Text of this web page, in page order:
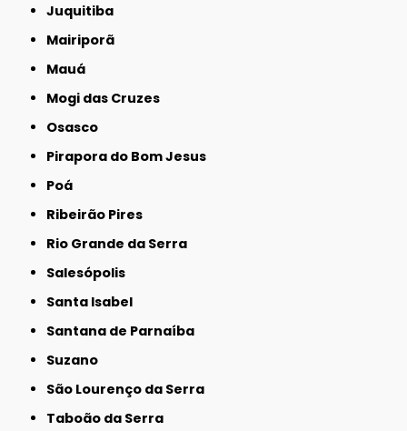
Juquitiba
Mairiporã
Mauá
Mogi das Cruzes
Osasco
Pirapora do Bom Jesus
Poá
Ribeirão Pires
Rio Grande da Serra
Salesópolis
Santa Isabel
Santana de Parnaíba
Suzano
São Lourenço da Serra
Taboão da Serra